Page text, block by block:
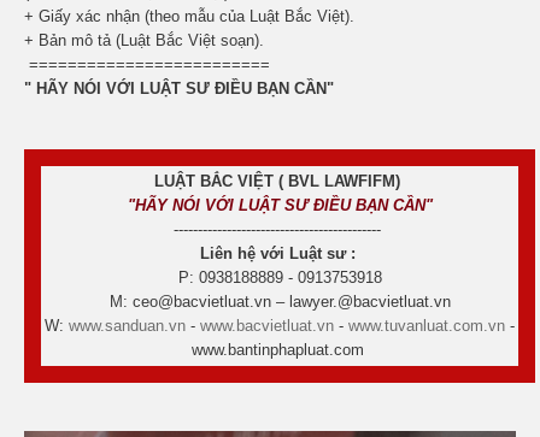
+ Giấy xác nhận (theo mẫu của Luật Bắc Việt).
+ Bản mô tả (Luật Bắc Việt soạn).
=========================
" HÃY NÓI VỚI LUẬT SƯ ĐIỀU BẠN CẦN"
LUẬT BẮC VIỆT ( BVL LAWFIFM)
"HÃY NÓI VỚI LUẬT SƯ ĐIỀU BẠN CẦN"
-------------------------------------------
Liên hệ với Luật sư :
P: 0938188889 - 0913753918
M: ceo@bacvietluat.vn – lawyer.@bacvietluat.vn
W: www.sanduan.vn - www.bacvietluat.vn - www.tuvanluat.com.vn -
www.bantinphapluat.com